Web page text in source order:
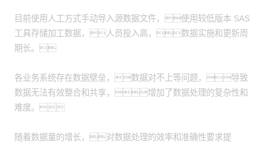
目前使用人工方式手动导入源数据文件，使用较低版本 SAS
工具存储加工数据，人员投入高，数据实施和更新周
期长。
各业务系统存在数据壁垒，数据对不上等问题，导致
数据无法有效整合和共享，增加了数据处理的复杂性和
难度。
随着数据量的增长，对数据处理的效率和准确性要求提